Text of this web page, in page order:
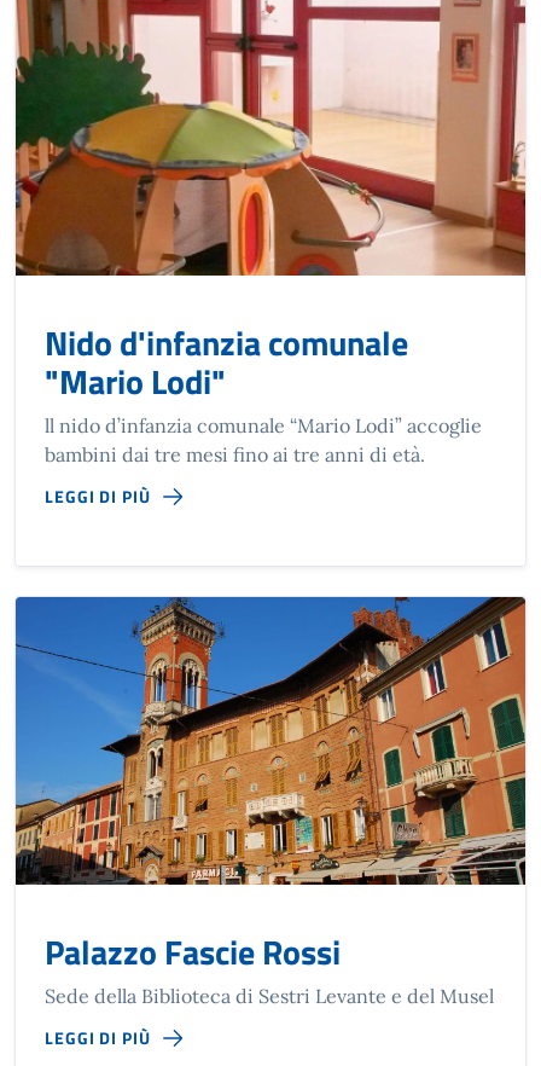
Nido d'infanzia comunale
"Mario Lodi"
ll nido d’infanzia comunale “Mario Lodi” accoglie
bambini dai tre mesi fino ai tre anni di età.
LEGGI DI PIÙ
Palazzo Fascie Rossi
Sede della Biblioteca di Sestri Levante e del Musel
LEGGI DI PIÙ